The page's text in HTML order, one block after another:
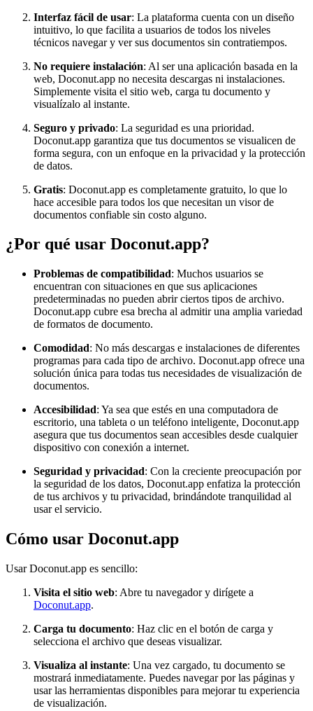
Interfaz fácil de usar: La plataforma cuenta con un diseño
intuitivo, lo que facilita a usuarios de todos los niveles
técnicos navegar y ver sus documentos sin contratiempos.
No requiere instalación: Al ser una aplicación basada en la
web, Doconut.app no necesita descargas ni instalaciones.
Simplemente visita el sitio web, carga tu documento y
visualízalo al instante.
Seguro y privado: La seguridad es una prioridad.
Doconut.app garantiza que tus documentos se visualicen de
forma segura, con un enfoque en la privacidad y la protección
de datos.
Gratis: Doconut.app es completamente gratuito, lo que lo
hace accesible para todos los que necesitan un visor de
documentos confiable sin costo alguno.
¿Por qué usar Doconut.app?
Problemas de compatibilidad: Muchos usuarios se
encuentran con situaciones en que sus aplicaciones
predeterminadas no pueden abrir ciertos tipos de archivo.
Doconut.app cubre esa brecha al admitir una amplia variedad
de formatos de documento.
Comodidad: No más descargas e instalaciones de diferentes
programas para cada tipo de archivo. Doconut.app ofrece una
solución única para todas tus necesidades de visualización de
documentos.
Accesibilidad: Ya sea que estés en una computadora de
escritorio, una tableta o un teléfono inteligente, Doconut.app
asegura que tus documentos sean accesibles desde cualquier
dispositivo con conexión a internet.
Seguridad y privacidad: Con la creciente preocupación por
la seguridad de los datos, Doconut.app enfatiza la protección
de tus archivos y tu privacidad, brindándote tranquilidad al
usar el servicio.
Cómo usar Doconut.app
Usar Doconut.app es sencillo:
Visita el sitio web: Abre tu navegador y dirígete a
Doconut.app.
Carga tu documento: Haz clic en el botón de carga y
selecciona el archivo que deseas visualizar.
Visualiza al instante: Una vez cargado, tu documento se
mostrará inmediatamente. Puedes navegar por las páginas y
usar las herramientas disponibles para mejorar tu experiencia
de visualización.